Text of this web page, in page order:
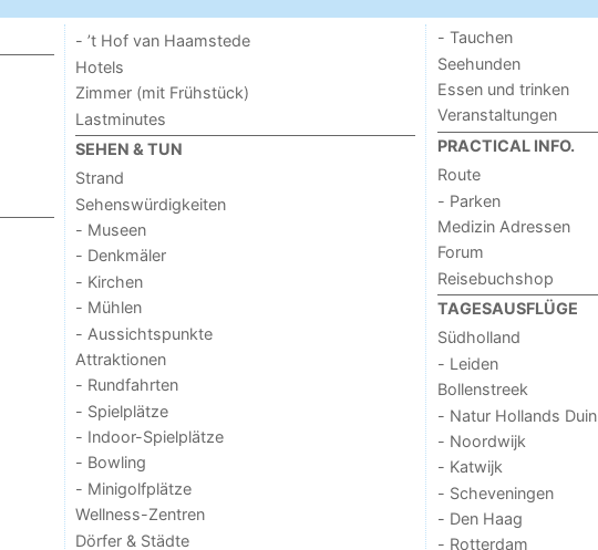
- ’t Hof van Haamstede
Hotels
Zimmer (mit Frühstück)
Lastminutes
SEHEN & TUN
Strand
Sehenswürdigkeiten
- Museen
- Denkmäler
- Kirchen
- Mühlen
- Aussichtspunkte
Attraktionen
- Rundfahrten
- Spielplätze
- Indoor-Spielplätze
- Bowling
- Minigolfplätze
Wellness-Zentren
Dörfer & Städte
- Tauchen
Seehunden
Essen und trinken
Veranstaltungen
PRACTICAL INFO.
Route
- Parken
Medizin Adressen
Forum
Reisebuchshop
TAGESAUSFLÜGE
Südholland
- Leiden
Bollenstreek
- Natur Hollands Duin
- Noordwijk
- Katwijk
- Scheveningen
- Den Haag
- Rotterdam